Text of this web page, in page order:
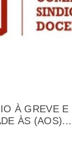
À GREVE E
ÀS (AOS)...